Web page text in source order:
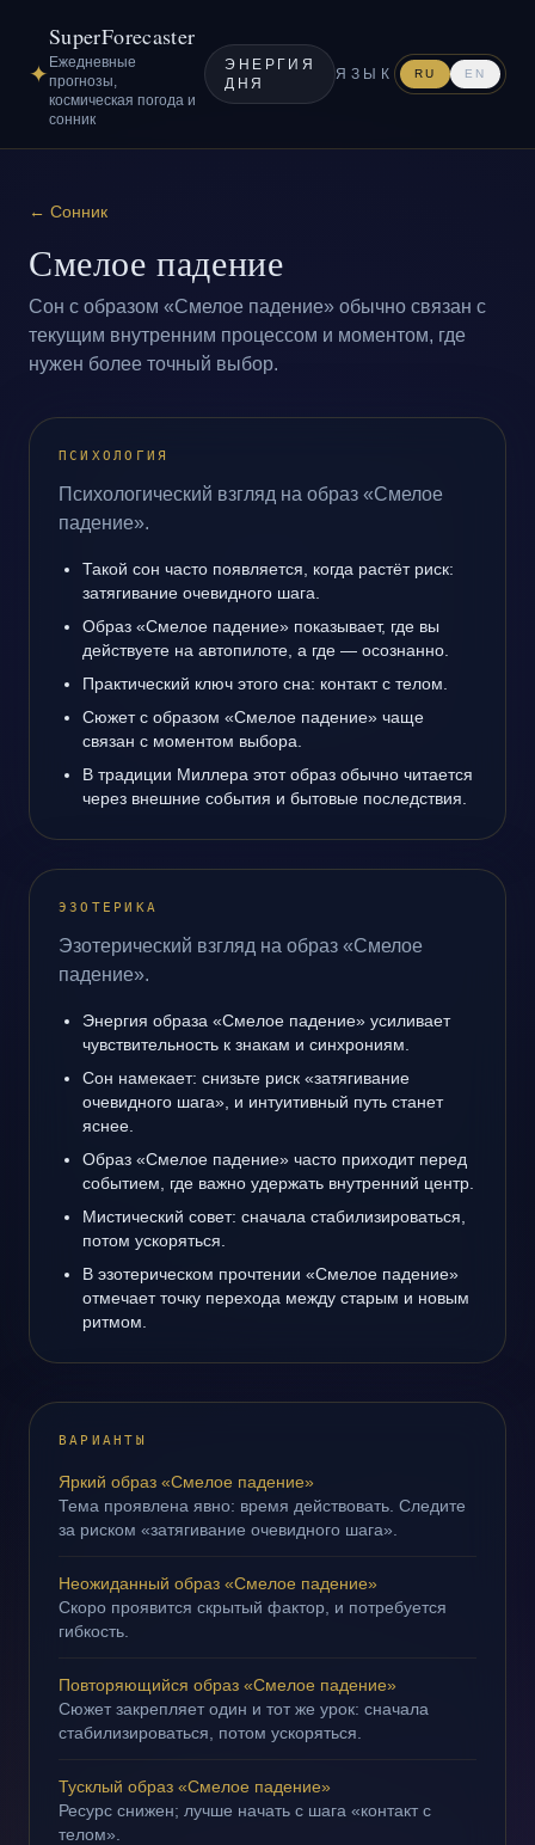
✦
SuperForecaster
Ежедневные
прогнозы,
космическая погода и
сонник
ЭНЕРГИЯ
ДНЯ
ЯЗЫК RU EN
← Сонник
Смелое падение
Сон с образом «Смелое падение» обычно связан с
текущим внутренним процессом и моментом, где
нужен более точный выбор.
ПСИХОЛОГИЯ
Психологический взгляд на образ «Смелое
падение».
Такой сон часто появляется, когда растёт риск:
затягивание очевидного шага.
Образ «Смелое падение» показывает, где вы
действуете на автопилоте, а где — осознанно.
Практический ключ этого сна: контакт с телом.
Сюжет с образом «Смелое падение» чаще
связан с моментом выбора.
В традиции Миллера этот образ обычно читается
через внешние события и бытовые последствия.
ЭЗОТЕРИКА
Эзотерический взгляд на образ «Смелое
падение».
Энергия образа «Смелое падение» усиливает
чувствительность к знакам и синхрониям.
Сон намекает: снизьте риск «затягивание
очевидного шага», и интуитивный путь станет
яснее.
Образ «Смелое падение» часто приходит перед
событием, где важно удержать внутренний центр.
Мистический совет: сначала стабилизироваться,
потом ускоряться.
В эзотерическом прочтении «Смелое падение»
отмечает точку перехода между старым и новым
ритмом.
ВАРИАНТЫ
Яркий образ «Смелое падение»
Тема проявлена явно: время действовать. Следите
за риском «затягивание очевидного шага».
Неожиданный образ «Смелое падение»
Скоро проявится скрытый фактор, и потребуется
гибкость.
Повторяющийся образ «Смелое падение»
Сюжет закрепляет один и тот же урок: сначала
стабилизироваться, потом ускоряться.
Тусклый образ «Смелое падение»
Ресурс снижен; лучше начать с шага «контакт с
телом».